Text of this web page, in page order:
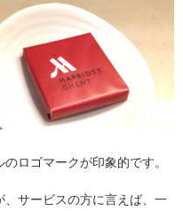
ロゴマークが印象的です。
サービスの方に言えば、一